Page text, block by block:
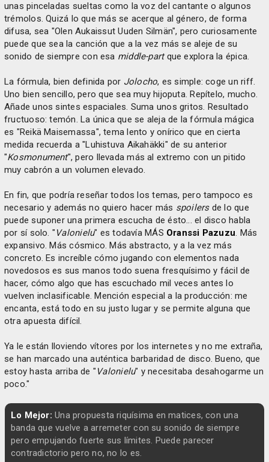
unas pinceladas sueltas como la voz del cantante o algunos
trémolos. Quizá lo que más se acerque al género, de forma
difusa, sea "Olen Aukaissut Uuden Silmän", pero curiosamente
puede que sea la canción que a la vez más se aleje de su
sonido de siempre con esa middle-partque explora la épica.
La fórmula, bien definida por Jolocho, es simple: coge un riff.
Uno bien sencillo, pero que sea muy hijoputa. Repítelo, mucho.
Añade unos sintes espaciales. Suma unos gritos. Resultado
fructuoso: temón. La única que se aleja de la fórmula mágica
es "Reikä Maisemassa", tema lento y onírico que en cierta
medida recuerda a "Luhistuva Aikahäkki" de su anterior
"Kosmonument", pero llevada más al extremo con un pitido
muy cabrón a un volumen elevado.
En fin, que podría reseñar todos los temas, pero tampoco es
necesario y además no quiero hacer más spoilersde lo que
puede suponer una primera escucha de ésto... el disco habla
por sí solo. " Valonielu" es todavía MÁS Oranssi Pazuzu. Más
expansivo. Más cósmico. Más abstracto, y a la vez más
concreto. Es increíble cómo jugando con elementos nada
novedosos es sus manos todo suena fresquísimo y fácil de
hacer, cómo algo que has escuchado mil veces antes lo
vuelven inclasificable. Mención especial a la producción: me
encanta, está todo en su justo lugar y se permite alguna que
otra apuesta difícil.
Ya le están lloviendo vítores por los internetes y no me extraña,
se han marcado una auténtica barbaridad de disco. Bueno, que
estoy hasta arriba de " Valonielu" y necesitaba desahogarme un
poco."
Lo Mejor: Una propuesta riquísima en matices, con una
banda que vuelve a arremeter con su sonido de siempre
pero empujando fuerte sus límites. Puede parecer
contradictorio pero no, no lo es.